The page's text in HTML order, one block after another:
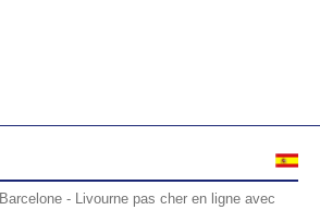
- Livourne pas cher en ligne avec